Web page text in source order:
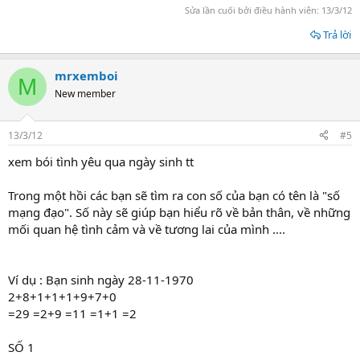
Sửa lần cuối bởi điều hành viên: 13/3/12
Trả lời
M mrxemboi
New member
13/3/12 #5
xem bói tình yêu qua ngày sinh tt
Trong một hồi các bạn sẽ tìm ra con số của bạn có tên là "số
mạng đạo". Số này sẽ giúp bạn hiểu rõ về bản thân, về những
mối quan hệ tình cảm và về tương lai của mình ....
Ví dụ : Bạn sinh ngày 28-11-1970
2+8+1+1+1+9+7+0
=29 =2+9 =11 =1+1 =2
SỐ 1